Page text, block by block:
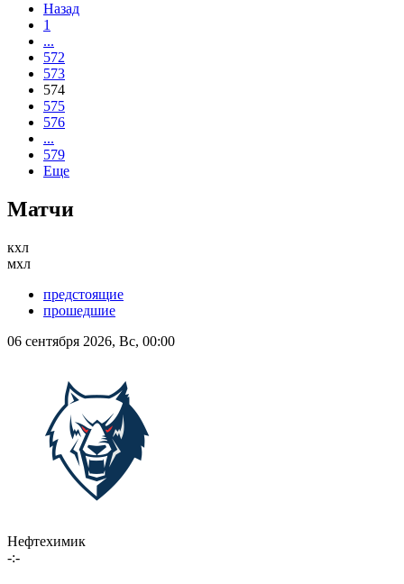
Назад
1
...
572
573
574
575
576
...
579
Еще
Матчи
кхл
мхл
предстоящие
прошедшие
06 сентября 2026, Вс, 00:00
Нефтехимик
-:-